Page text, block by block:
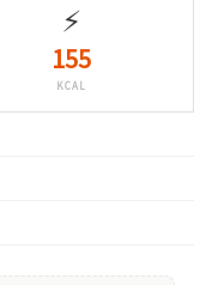
⚡
155
KCAL